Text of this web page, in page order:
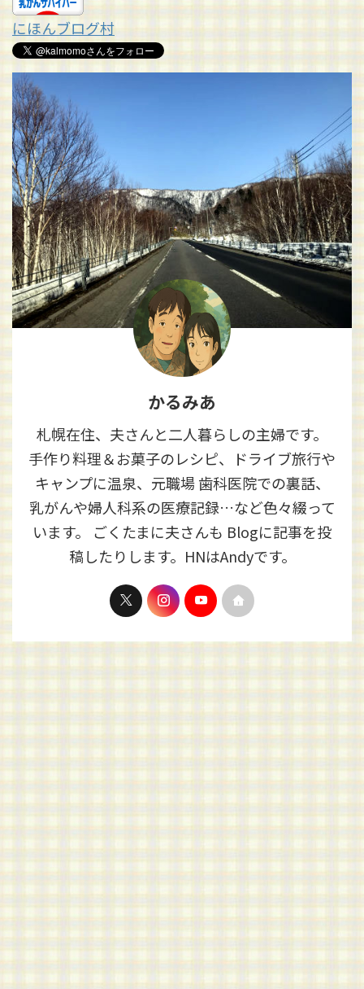
にほんブログ村
かるみあ
札幌在住、夫さんと二人暮らしの主婦です。
手作り料理＆お菓子のレシピ、ドライブ旅行や
キャンプに温泉、元職場 歯科医院での裏話、
乳がんや婦人科系の医療記録…など色々綴って
います。 ごくたまに夫さんも Blogに記事を投
稿したりします。HNはAndyです。